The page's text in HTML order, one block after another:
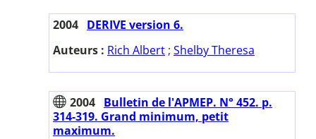
2004 DERIVE version 6.
Auteurs : Rich Albert ; Shelby Theresa
2004 Bulletin de l'APMEP. N° 452. p.
314-319. Grand minimum, petit
maximum.